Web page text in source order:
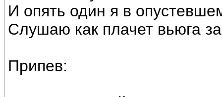
И опять один я в
Слушаю как плачет вьюга
Припев: